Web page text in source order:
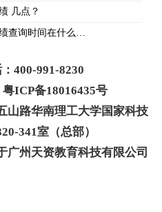
几点？
查询时间在什么…
400-991-8230
ICP备18016435号
山路华南理工大学国家科技
341室（总部）
广州天资教育科技有限公司